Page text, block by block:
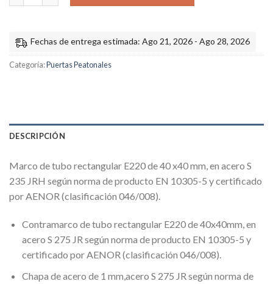
Fechas de entrega estimada: Ago 21, 2026 - Ago 28, 2026
Categoría:Puertas Peatonales
DESCRIPCIÓN
Marco de tubo rectangular E220 de 40 x40 mm, en acero S
235 JRH según norma de producto EN 10305-5 y certificado
por AENOR (clasificación 046/008).
Contramarco de tubo rectangular E220 de 40x40mm, en
acero S 275 JR según norma de producto EN 10305-5 y
certificado por AENOR (clasificación 046/008).
Chapa de acero de 1 mm,acero S 275 JR según norma de